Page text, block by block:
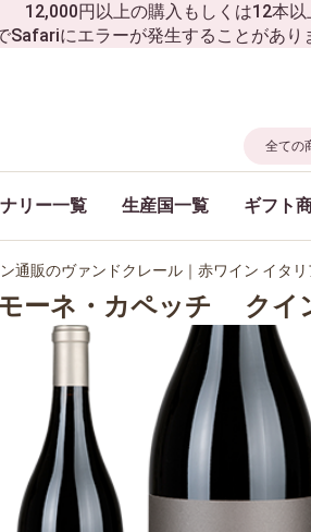
12,000円以上の購入もしくは12本
にエラーが発生することがあり
リー一覧 生産国一覧 ギフト
通販のヴァンドクレール｜赤ワイン イタ
ーネ・カペッチ クイ